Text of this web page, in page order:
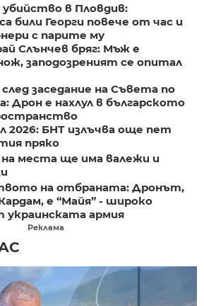
в Пловдив:
били Георги повече от час и
с парите му
Слънчев бряг: Мъж е
заподозреният се опитал
заседание на Съвета по
Дрон е нахлул в българското
2026: БНТ излъчва още пет
пряко
места ще има валежи и
на отбраната: Дронът,
е “Майя” - широко
украинската армия
Реклама